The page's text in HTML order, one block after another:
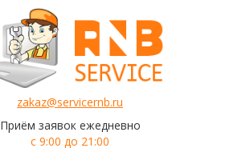
zakaz@servicernb.ru
Приём заявок ежедневно
с 9:00 до 21:00